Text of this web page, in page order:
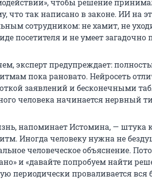
чтобы решение
что так написано в законе. ИИ на
сотрудником: не хамит, не
посетителя и не умеет
эксперт предупреждает:
пока рановато. Нейросеть
заявлений и бесконечными
человека начинается нервный
напоминает Истомина, — штука
Иногда человеку нужна не
человеческое объяснение.
и «давайте попробуем найти
периодически проваливается вся